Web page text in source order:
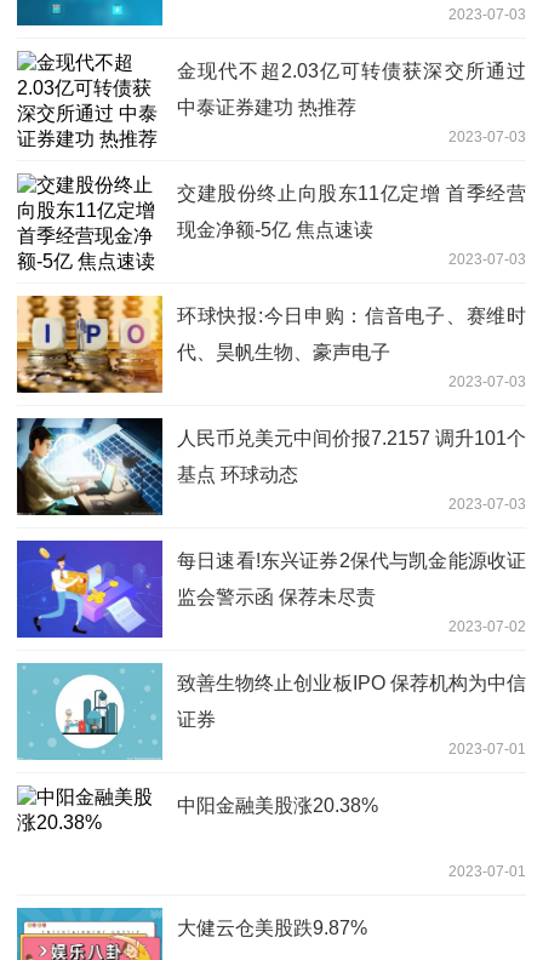
2023-07-03
金现代不超2.03亿可转债获深交所通过
中泰证券建功 热推荐
2023-07-03
交建股份终止向股东11亿定增 首季经营
现金净额-5亿 焦点速读
2023-07-03
环球快报:今日申购：信音电子、赛维时
代、昊帆生物、豪声电子
2023-07-03
人民币兑美元中间价报7.2157 调升101个
基点 环球动态
2023-07-03
每日速看!东兴证券2保代与凯金能源收证
监会警示函 保荐未尽责
2023-07-02
致善生物终止创业板IPO 保荐机构为中信
证券
2023-07-01
中阳金融美股涨20.38%
2023-07-01
大健云仓美股跌9.87%